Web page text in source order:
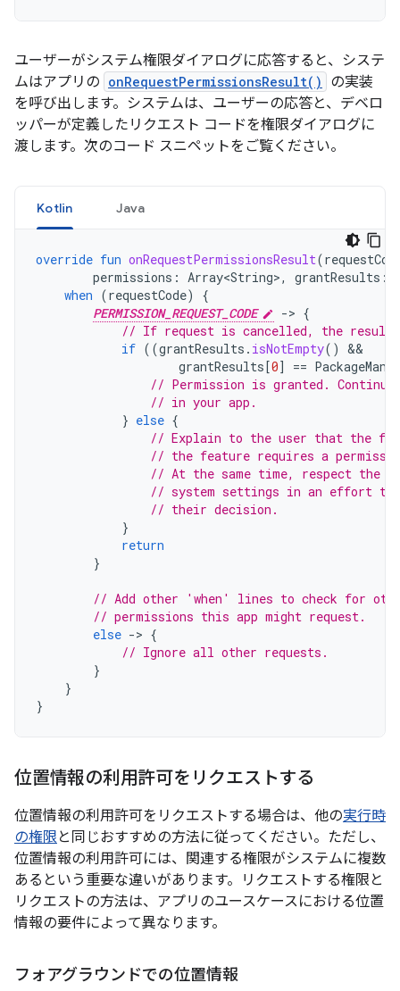
ユーザーがシステム権限ダイアログに応答すると、システ
ムはアプリの onRequestPermissionsResult()
の実装
を呼び出します。システムは、ユーザーの応答と、デベロ
ッパーが定義したリクエスト コードを権限ダイアログに
渡します。次のコード スニペットをご覧ください。
Kotlin Java
override fun onRequestPermissionsResult(
permissions : Array<String>, grantResults :
when (requestCode)
{
PERMISSION_REQUEST_CODE
-> {
// If request is cancelled, the result
if ((grantResults . isNotEmpty()
grantResults [0] ==
// Permission is granted.
// in your app.
} else {
// Explain to the user that the
// the feature requires a
// At the same time, respect the
// system settings in an effort to
// their decision.
}
return
}
// Add other 'when' lines to check for
// permissions this app might request.
else -> {
// Ignore all other requests.
}
}
}
位置情報の利用許可をリクエストする
位置情報の利用許可をリクエストする場合は、他の実行時
の権限 と同じおすすめの方法に従ってください。ただし、
位置情報の利用許可には、関連する権限がシステムに複数
あるという重要な違いがあります。リクエストする権限と
リクエストの方法は、アプリのユースケースにおける位置
情報の要件によって異なります。
フォアグラウンドでの位置情報